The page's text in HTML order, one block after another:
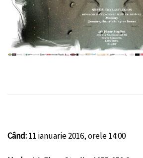
Când:11 ianuarie2016, orele 14:00